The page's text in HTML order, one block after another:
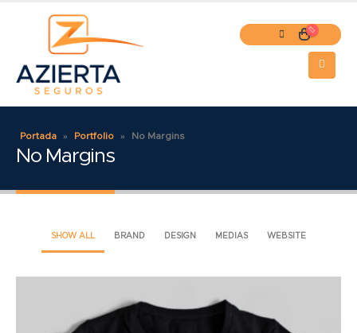
Portada » Portfolio » No Margins
No Margins
SHOW ALL BRAND DESIGN MEDIAS WEBSITE